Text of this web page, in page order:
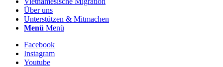
Über uns
Unterstützen & Mitmachen
Menü Menü
Facebook
Instagram
Youtube